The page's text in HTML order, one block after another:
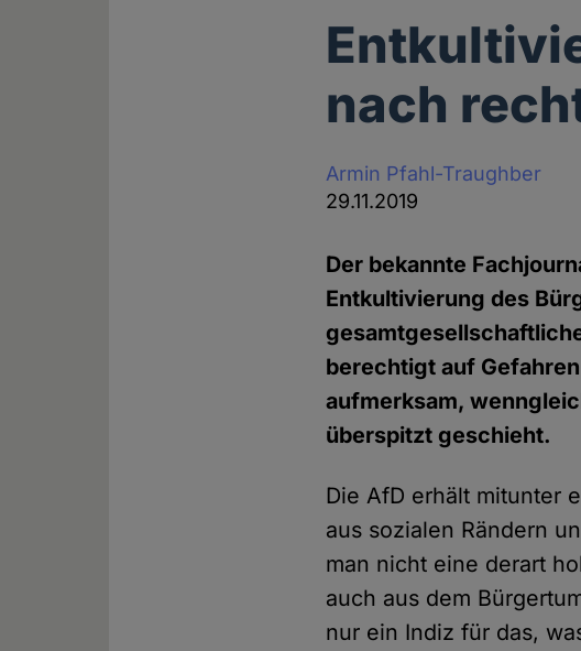
nach
Armin Pfahl-Traughber
29.11.2019
Der bekannte
Entkultivierung des
berechtigt auf
aufmerksam,
überspitzt geschieht.
Die AfD erhält mitunter
aus sozialen Rändern
man nicht eine derart
auch aus dem
nur ein Indiz für das,